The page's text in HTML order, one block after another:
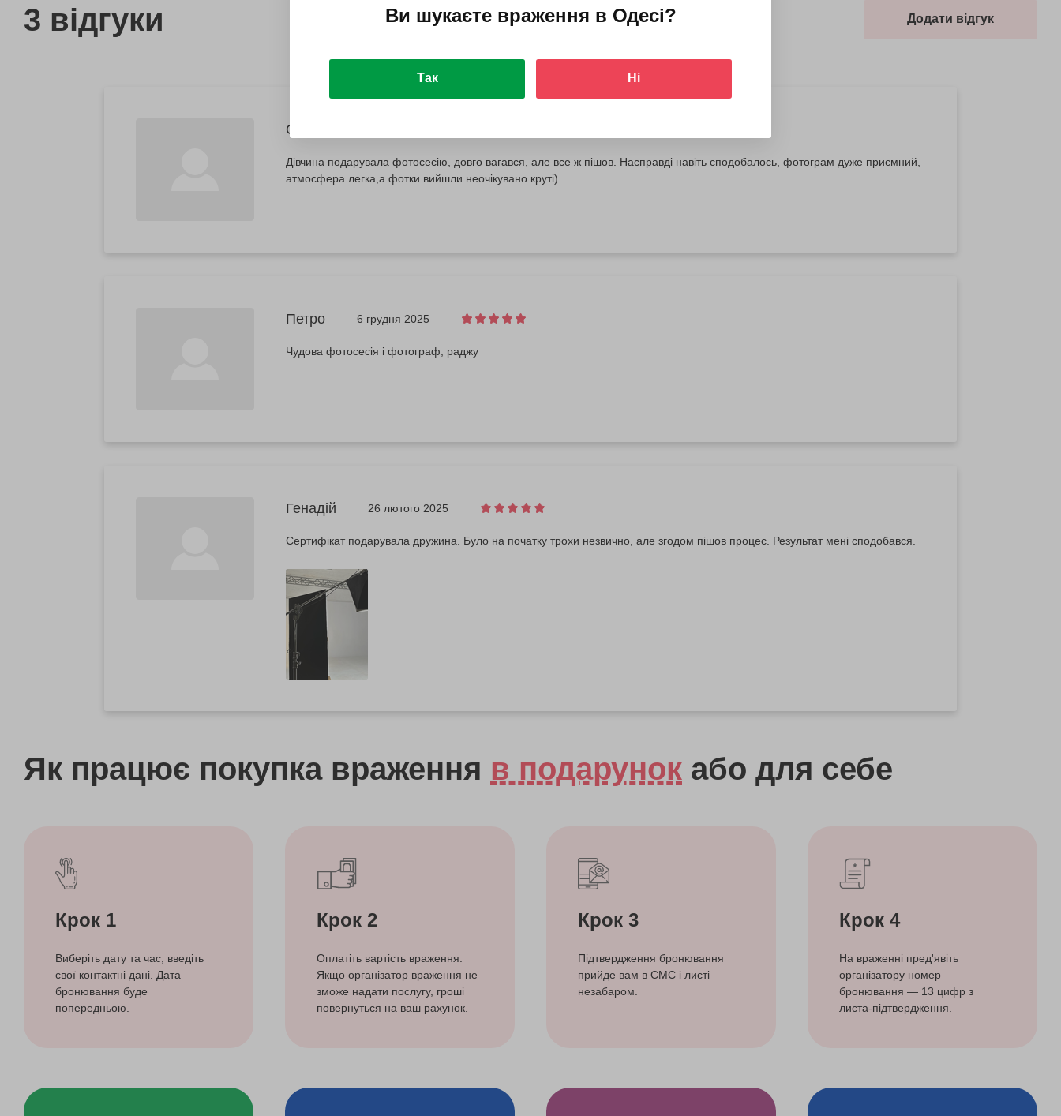
3 відгуки Додати відгук
Олексій
Дівчина подарувала фотосесію, довго вагався, але все ж пішов. Насправді навіть сподобалось, фотограм дуже приємний,
атмосфера легка,а фотки вийшли неочікувано круті)
Петро 6 грудня 2025
Чудова фотосесія і фотограф, раджу
Генадій 26 лютого 2025
Сертифікат подарувала дружина. Було на початку трохи незвично, але згодом пішов процес. Результат мені сподобався.
Як працює покупка враження в подарунок або для себе
Крок 1
Виберіть дату та час, введіть
свої контактні дані. Дата
бронювання буде
попередньою.
Крок 2
Оплатіть вартість враження.
Якщо організатор враження не
зможе надати послугу, гроші
повернуться на ваш рахунок.
Крок 3
Підтвердження бронювання
прийде вам в СМС і листі
незабаром.
Крок 4
На враженні пред'явіть
організатору номер
бронювання — 13 цифр з
листа-підтвердження.
Ви шукаєте враження в Одесі?
Так Ні